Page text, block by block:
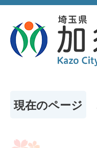
現在のページ